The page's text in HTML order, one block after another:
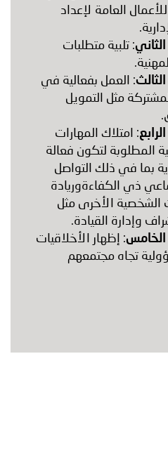
للأعمال العامة لإعداد
: تلبية متطلبات
: العمل بفعالية في
مثل التمويل
: امتلاك المهارات
المطلوبة لتكون فعالة
بما في ذلك التواصل
ذي الكفاءةوريادة
الشخصية الأخرى مثل
وإدارة القيادة.
الخامس: إظهار الأخلاقيات
تجاه مجتمعهم